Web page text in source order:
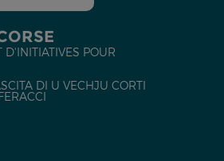
D'INITIATIVES POUR
DI U VECHJU CORTI